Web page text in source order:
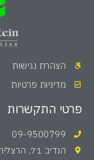
פרטי התקשרות
09-9500799
הנדיב 71, הרצליה, קומה 2
הצהרת נגישות
מדיניות פרטיות